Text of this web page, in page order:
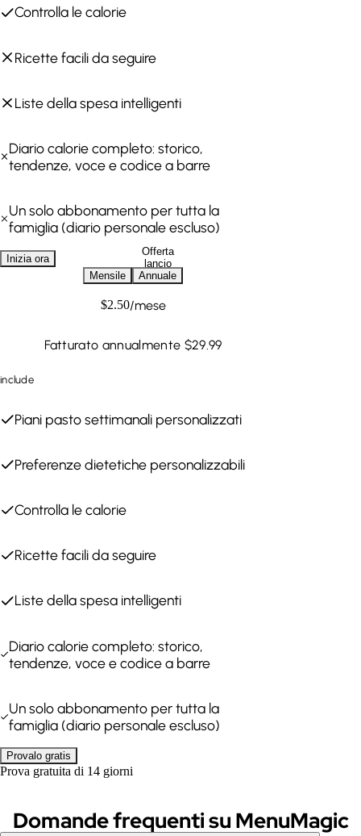
Controlla le calorie
Ricette facili da seguire
Liste della spesa intelligenti
Diario calorie completo: storico,
tendenze, voce e codice a barre
Un solo abbonamento per tutta la
famiglia (diario personale escluso)
Inizia ora
Mensile
Annuale
Offerta
lancio
$2.50/mese
Fatturato annualmente $29.99
include
Piani pasto settimanali personalizzati
Preferenze dietetiche personalizzabili
Controlla le calorie
Ricette facili da seguire
Liste della spesa intelligenti
Diario calorie completo: storico,
tendenze, voce e codice a barre
Un solo abbonamento per tutta la
famiglia (diario personale escluso)
Provalo gratis
Prova gratuita di 14 giorni
Domande frequenti su MenuMagic